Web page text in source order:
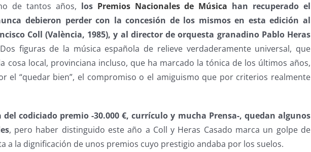
de tantos años, los Premios Nacionales de Música han recuperado el
debieron perder con la concesión de los mismos en esta edición al
Coll (València, 1985), y al director de orquesta granadino Pablo Heras
figuras de la música española de relieve verdaderamente universal, que
cosa local, provinciana incluso, que ha marcado la tónica de los últimos años,
el “quedar bien”, el compromiso o el amiguismo que por criterios realmente
del codiciado premio -30.000 €, currículo y mucha Prensa-, quedan algunos
, pero haber distinguido este año a Coll y Heras Casado marca un golpe de
a la dignificación de unos premios cuyo prestigio andaba por los suelos.